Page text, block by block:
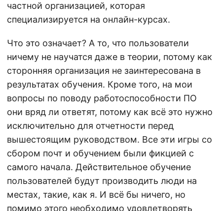
частной организацией, которая
специализируется на онлайн-курсах.
Что это означает? А то, что пользователи
ничему не научатся даже в теории, потому как
сторонняя организация не заинтересована в
результатах обучения. Кроме того, на мои
вопросы по поводу работоспособности ПО
они вряд ли ответят, потому как всё это нужно
исключительно для отчетности перед
вышестоящим руководством. Все эти игры со
сбором почт и обучением были фикцией с
самого начала. Действительное обучение
пользователей будут производить люди на
местах, такие, как я. И всё бы ничего, но
помимо этого необходимо удовлетворять